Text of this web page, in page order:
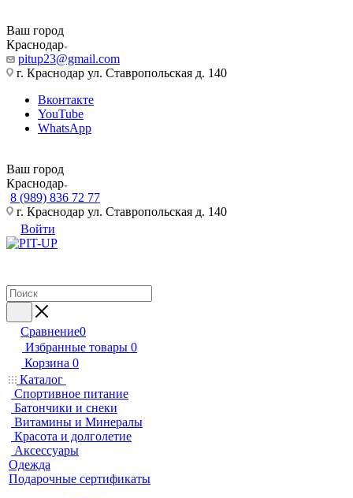
Ваш город
Краснодар
pitup23@gmail.com
г. Краснодар ул. Ставропольская д. 140
Вконтакте
YouTube
WhatsApp
Ваш город
Краснодар
8 (989) 836 72 77
г. Краснодар ул. Ставропольская д. 140
Войти
Сравнение0
Избранные товары 0
Корзина 0
Каталог
Спортивное питание
Батончики и снеки
Витамины и Минералы
Красота и долголетие
Аксессуары
Одежда
Подарочные сертификаты